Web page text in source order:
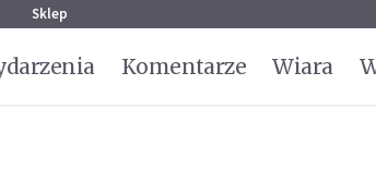
Sklep
Komentarze Wiara